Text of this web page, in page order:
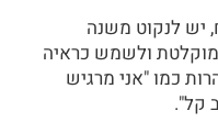
יש לנקוט משנה
מוקלטת ולשמש כראיה
כמו "אני מרגיש
קל".